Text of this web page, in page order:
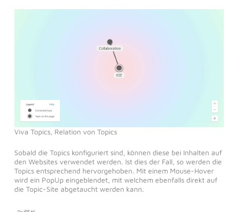
Viva Topics, Relation von Topics
Sobald die Topics konfiguriert sind, können diese bei Inhalten auf
den Websites verwendet werden. Ist dies der Fall, so werden die
Topics entsprechend hervorgehoben. Mit einem Mouse-Hover
wird ein PopUp eingeblendet, mit welchem ebenfalls direkt auf
die Topic-Site abgetaucht werden kann.